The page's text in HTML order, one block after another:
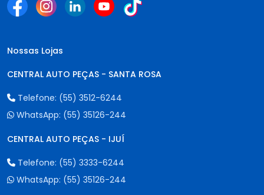
Nossas Lojas
CENTRAL AUTO PEÇAS - SANTA ROSA
Telefone: (55) 3512-6244
WhatsApp: (55) 35126-244
CENTRAL AUTO PEÇAS - IJUÍ
Telefone: (55) 3333-6244
WhatsApp: (55) 35126-244